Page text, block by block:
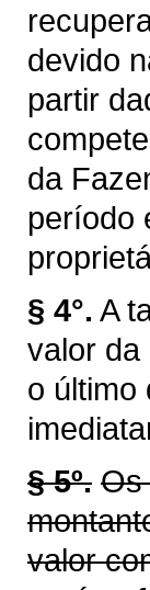
devido
partir
da
período
§ 4°. A
valor da
o último
§ 5º. Os
valor